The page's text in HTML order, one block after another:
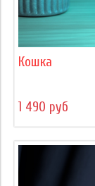
Кошка
1 490 руб